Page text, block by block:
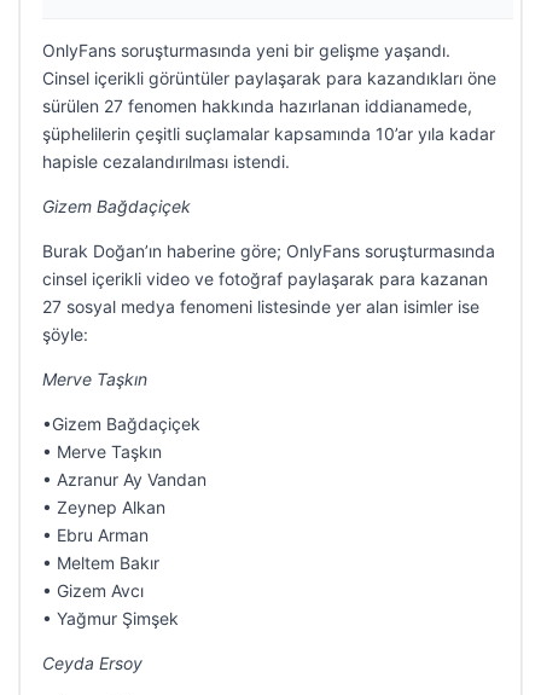
OnlyFans soruşturmasında yeni bir gelişme yaşandı.
Cinsel içerikli görüntüler paylaşarak para kazandıkları öne
sürülen 27 fenomen hakkında hazırlanan iddianamede,
şüphelilerin çeşitli suçlamalar kapsamında 10’ar yıla kadar
hapisle cezalandırılması istendi.
Gizem Bağdaçiçek
Burak Doğan’ın haberine göre; OnlyFans soruşturmasında
cinsel içerikli video ve fotoğraf paylaşarak para kazanan
27 sosyal medya fenomeni listesinde yer alan isimler ise
şöyle:
Merve Taşkın
•Gizem Bağdaçiçek
• Merve Taşkın
• Azranur Ay Vandan
• Zeynep Alkan
• Ebru Arman
• Meltem Bakır
• Gizem Avcı
• Yağmur Şimşek
Ceyda Ersoy